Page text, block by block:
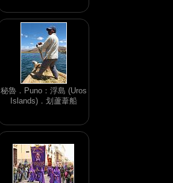
秘魯．Puno：浮島 (Uros
Islands)．划蘆葦船